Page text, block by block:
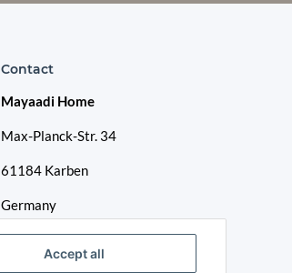
Accept all
Contact
Mayaadi Home
Max-Planck-Str. 34
61184 Karben
Germany
Telephone: +49-6039-938080